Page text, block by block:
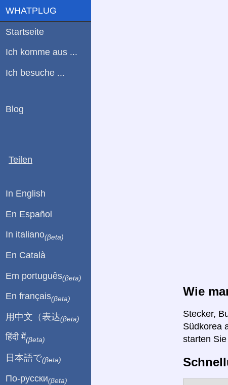
Wie
Stecker,
Südkorea
starten
WHATPLUG
Startseite
Ich komme aus ...
Ich besuche ...
Blog
Teilen
In English
En Español
In italiano(βeta)
En Català
Em português(βeta)
En français(βeta)
用中文（表达(βeta)
हिंदी में(βeta)
日本語で(βeta)
По-русски(βeta)